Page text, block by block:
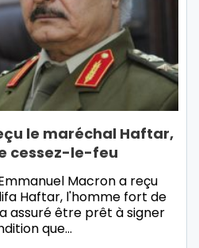
le maréchal Haftar,
cessez-le-feu
Macron a reçu
Haftar, l'homme fort de
a assuré être prêt à signer
que…